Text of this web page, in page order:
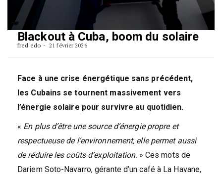
Blackout à Cuba, boom du solaire
fred edo 21 février 2026
Face à une crise énergétique sans précédent,
les Cubains se tournent massivement vers
l’énergie solaire pour survivre au quotidien.
« En plus d’être une source d’énergie propre et
respectueuse de l’environnement, elle permet aussi
de réduire les coûts d’exploitation. » Ces mots de
Dariem Soto-Navarro, gérante d’un café à La Havane,